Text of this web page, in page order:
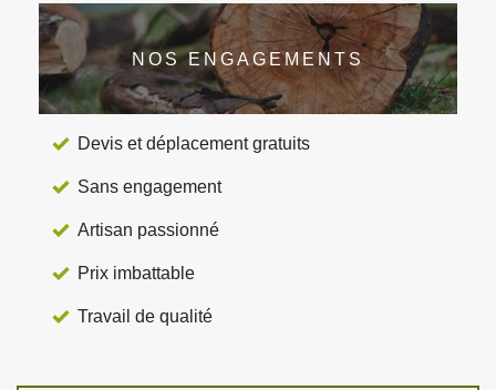
NOS ENGAGEMENTS
Devis et déplacement gratuits
Sans engagement
Artisan passionné
Prix imbattable
Travail de qualité